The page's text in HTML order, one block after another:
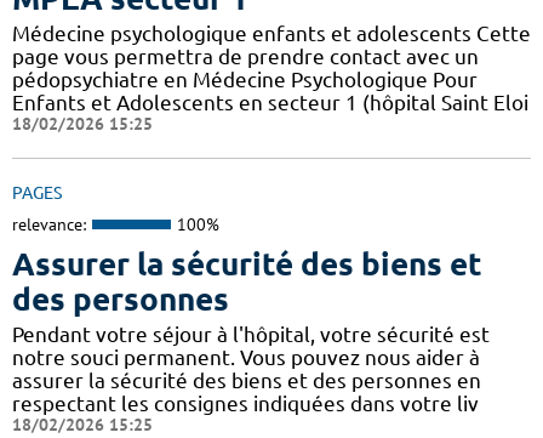
Médecine psychologique enfants et adolescents Cette
page vous permettra de prendre contact avec un
pédopsychiatre en Médecine Psychologique Pour
Enfants et Adolescents en secteur 1 (hôpital Saint Eloi
18/02/2026 15:25
PAGES
relevance: 100%
Assurer la sécurité des biens et
des personnes
Pendant votre séjour à l'hôpital, votre sécurité est
notre souci permanent. Vous pouvez nous aider à
assurer la sécurité des biens et des personnes en
respectant les consignes indiquées dans votre liv
18/02/2026 15:25